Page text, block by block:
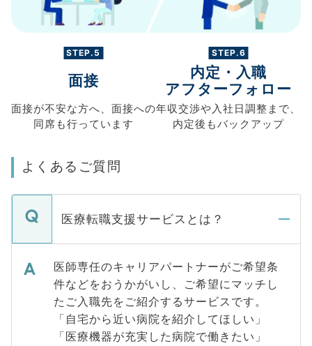
STEP.5
面接
面接が不安な方へ、 面接への
同席も行っています
STEP.6
内定・入職
アフターフォロー
年収交渉や入社日調整まで、
内定後もバックアップ
よくあるご質問
医療転職支援サービスとは？
医師専任のキャリアパートナーがご希望条
件などをおうかがいし、ご希望にマッチし
たご入職先をご紹介するサービスです。
「自宅から近い病院を紹介してほしい」
「医療機器が充実した病院で働きたい」